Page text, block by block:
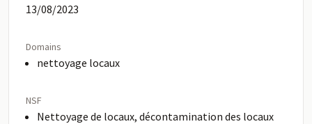
13/08/2023
Domains
nettoyage locaux
NSF
Nettoyage de locaux, décontamination des locaux